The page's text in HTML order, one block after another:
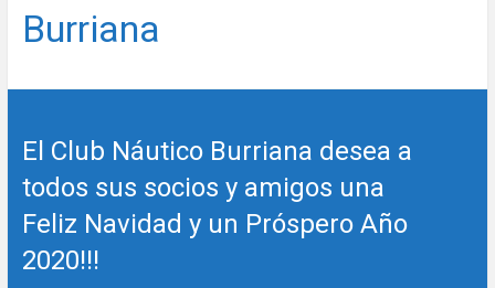
Burriana
El Club Náutico Burriana desea a
todos sus socios y amigos una
Feliz Navidad y un Próspero Año
2020!!!